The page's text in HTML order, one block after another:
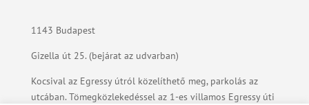
1143 Budapest
Gizella út 25. (bejárat az udvarban)
Kocsival az Egressy útról közelíthető meg, parkolás az
utcában. Tömegközlekedéssel az 1-es villamos Egressy úti